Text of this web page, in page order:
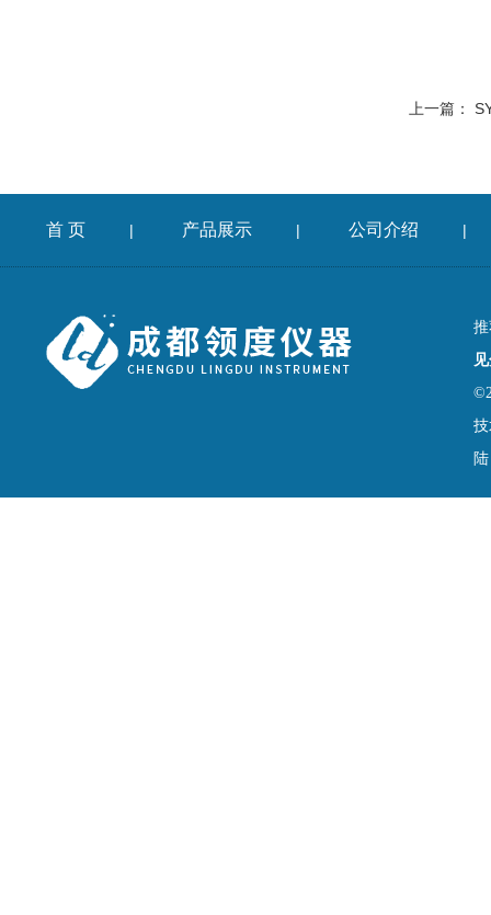
上一篇：
首 页 | 产品展示 | 公司介绍 |
陆